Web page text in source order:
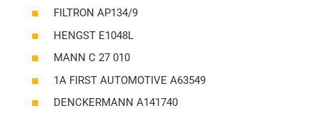
FILTRON AP134/9
HENGST E1048L
MANN C 27 010
1A FIRST AUTOMOTIVE A63549
DENCKERMANN A141740